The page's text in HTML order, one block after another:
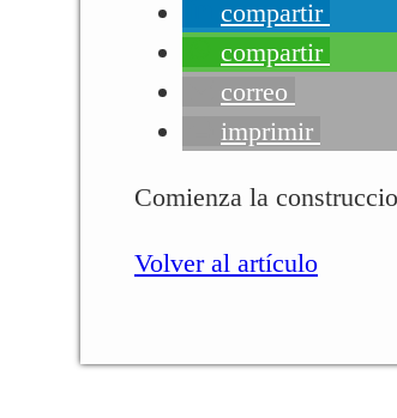
compartir
compartir
correo
imprimir
Comienza la
Volver al artículo